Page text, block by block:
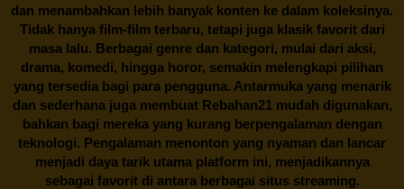
dan menambahkan lebih banyak konten ke dalam koleksinya.
Tidak hanya film-film terbaru, tetapi juga klasik favorit dari
masa lalu. Berbagai genre dan kategori, mulai dari aksi,
drama, komedi, hingga horor, semakin melengkapi pilihan
yang tersedia bagi para pengguna. Antarmuka yang menarik
dan sederhana juga membuatRebahan21mudah digunakan,
bahkan bagi mereka yang kurang berpengalaman dengan
teknologi. Pengalaman menonton yang nyaman dan lancar
menjadi daya tarik utama platform ini, menjadikannya
sebagai favorit di antara berbagai situs streaming.